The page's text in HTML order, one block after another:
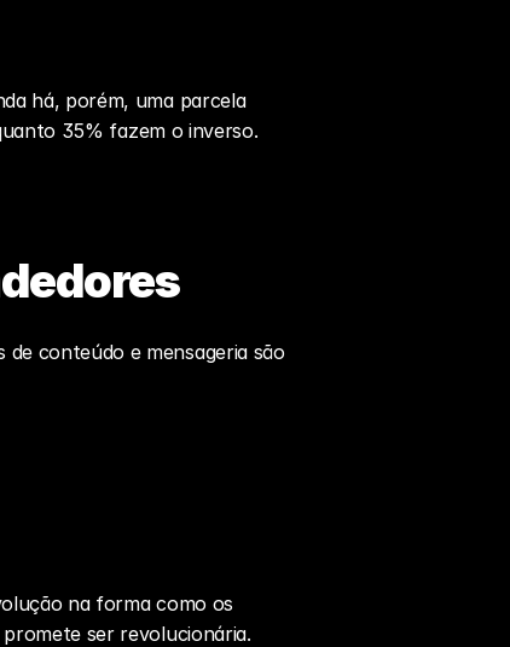
há, porém, uma parcela
35% fazem o inverso.
conteúdo e mensageria são
na forma como os
ser revolucionária.